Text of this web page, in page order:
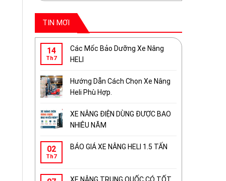
TIN MƠI
14
Th7
Các Mốc Bảo Dưỡng Xe Nâng
HELI
Hướng Dẫn Cách Chọn Xe Nâng
Heli Phù Hợp.
XE NÂNG ĐIỆN DÙNG ĐƯỢC BAO
NHIÊU NĂM
02
Th7
BÁO GIÁ XE NÂNG HELI 1.5 TẤN